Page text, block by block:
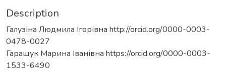
Description
Галузіна Людмила Ігорівна http://orcid.org/0000-0003-
0478-0027
Гаращук Марина Іванівна https://orcid.org/0000-0003-
1533-6490